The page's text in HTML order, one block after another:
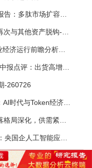
中银国际-2026年2季度交通运输行业经济运行前瞻分析：地缘冲突致航运和航空景气度分化，交通基础设施板块总体呈现稳健特征-260724
东吴证券-宁德时代-300750-2026年中报点评：出货高增业绩稳健，回购彰显龙头信心-260726
-260726
国联民生证券-AI行业深度研究报告：AI时代与Token经济，从技术符号到数字石油-260801